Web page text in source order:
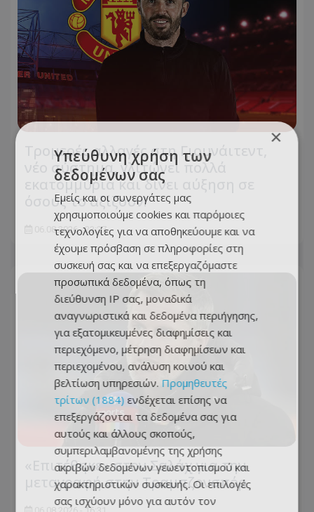
Τρομερές αλλαγές στη Γιουνάιτεντ,
νέο σύστημα, γλιτώνει πολλά
εκατομμύρια και δίνει αύξηση σε
όσους το αξίζουν!
06.08.2026 - 23:27
«Επιτέθηκε» στον Σαλάχ για την
μεταγραφή στην Τραμπζονσπόρ
×
Υπεύθυνη χρήση των
δεδομένων σας
Εμείς και οι συνεργάτες μας
χρησιμοποιούμε cookies και παρόμοιες
τεχνολογίες για να αποθηκεύουμε και να
έχουμε πρόσβαση σε πληροφορίες στη
συσκευή σας και να επεξεργαζόμαστε
προσωπικά δεδομένα, όπως τη
διεύθυνση IP σας, μοναδικά
αναγνωριστικά και δεδομένα περιήγησης,
για εξατομικευμένες διαφημίσεις και
περιεχόμενο, μέτρηση διαφημίσεων και
περιεχομένου, ανάλυση κοινού και
βελτίωση υπηρεσιών. Προμηθευτές
τρίτων (1884) ενδέχεται επίσης να
επεξεργάζονται τα δεδομένα σας για
αυτούς και άλλους σκοπούς,
συμπεριλαμβανομένης της χρήσης
ακριβών δεδομένων γεωεντοπισμού και
χαρακτηριστικών συσκευής. Οι επιλογές
σας ισχύουν μόνο για αυτόν τον